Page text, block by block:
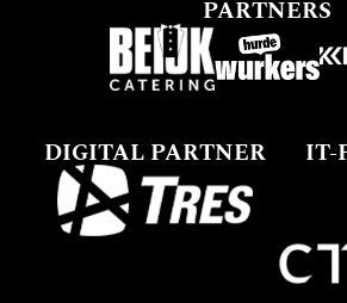
PARTNERS
DIGITAL PARTNER IT-